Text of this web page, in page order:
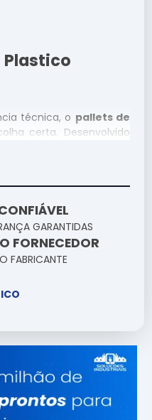
Plastico
técnica, o pallets de
certa. Desenvolvido
este item integra
das soluções mais
Detalhes
Ligas metálicas
consumo e alto
ganho
Produto com garantia
de procedência e
suporte
GARANTIDAS
FORNECEDOR
FABRICANTE